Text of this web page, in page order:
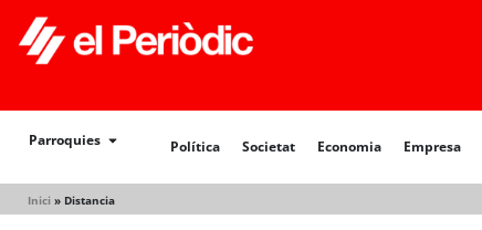
Parroquies Política Societat Economia Empresa
Inici » Distancia
Política Societat